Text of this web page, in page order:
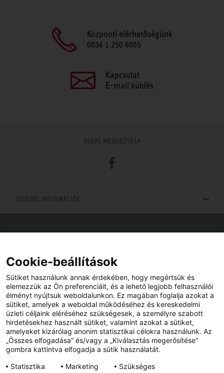
Központi elérhetőségünk
0036 1 250 6055
Kapcsolat
E-mail küldés
OLDAL MEGOSZTÁSA
Facebook
TOVÁBBI INFORMÁCIÓK
Viszonteladót keres az Ön közelében? Nem probléma.
YouTube Facebook
Cookie-beállítások
Sütiket használunk annak érdekében, hogy megértsük és
elemezzük az Ön preferenciáit, és a lehető legjobb felhasználói
élményt nyújtsuk weboldalunkon. Ez magában foglalja azokat a
sütiket, amelyek a weboldal működéséhez és kereskedelmi
üzleti céljaink eléréséhez szükségesek, a személyre szabott
hirdetésekhez használt sütiket, valamint azokat a sütiket,
amelyeket kizárólag anonim statisztikai célokra használunk. Az
„Összes elfogadása” és/vagy a „Kiválasztás megerősítése”
gombra kattintva elfogadja a sütik használatát.
Statisztika
Marketing Szükséges